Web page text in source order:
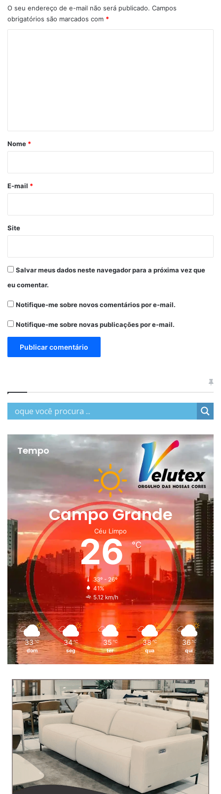
O seu endereço de e-mail não será publicado. Campos
obrigatórios são marcados com *
r
*
Nome *
E-mail *
Site
Salvar meus dados neste navegador para a próxima vez que
eu comentar.
Notifique-me sobre novos comentários por e-mail.
Notifique-me sobre novas publicações por e-mail.
Tempo
Campo Grande
Céu Limpo
26℃
33º - 26º
41%
5.12 km/h
33 ℃
dom
34 ℃
seg
35 ℃
ter
38 ℃
qua
36 ℃
qui